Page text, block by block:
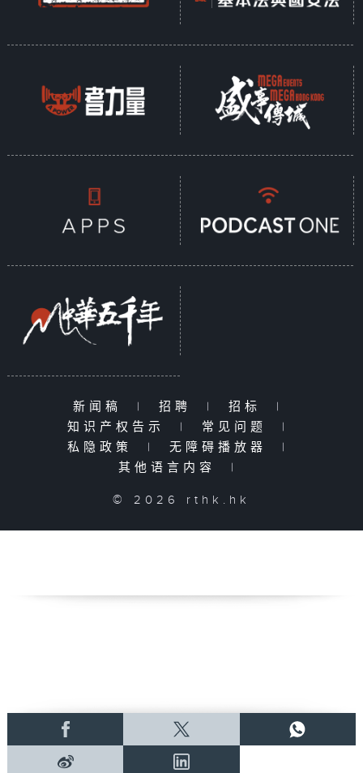
新闻稿 | 招聘 | 招标
|
知识产权告示
| 常见问题
|
私隐政策
| 无障碍播放器
|
其他语言内容
|
© 2026 rthk.hk